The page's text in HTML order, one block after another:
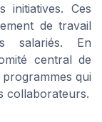
initiatives. Ces
de travail
salariés. En
central de
qui
collaborateurs.